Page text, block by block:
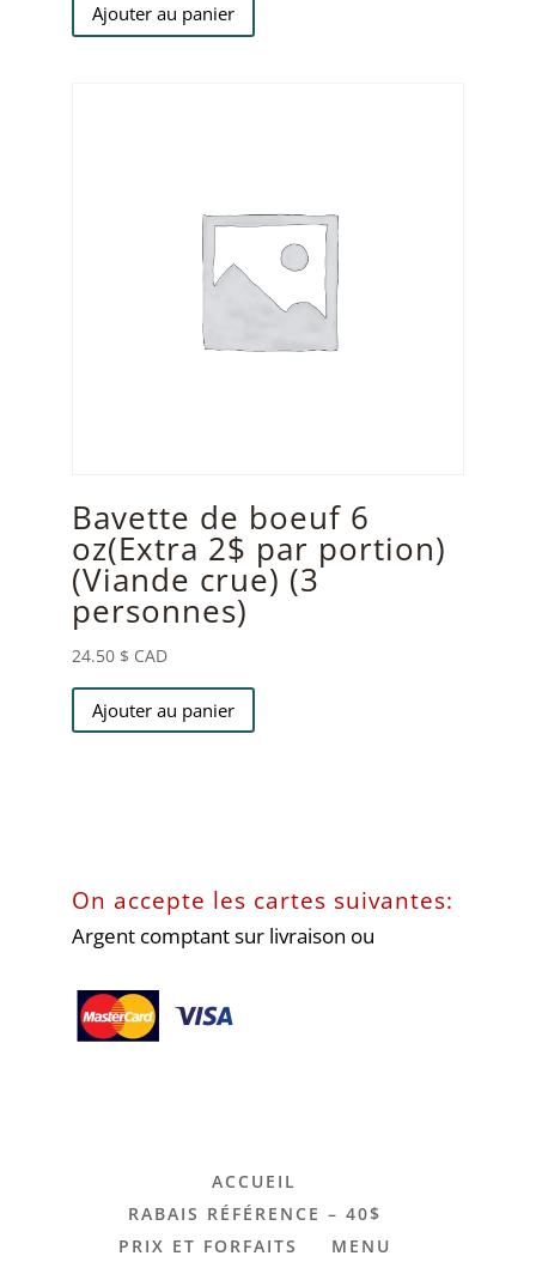
Ajouter au panier
Bavette de boeuf 6
oz(Extra 2$ par portion)
(Viande crue) (3
personnes)
24.50 $ CAD
Ajouter au panier
On accepte les cartes suivantes:
Argent comptant sur livraison ou
ACCUEIL
RABAIS RÉFÉRENCE – 40$
PRIX ET FORFAITS
MENU